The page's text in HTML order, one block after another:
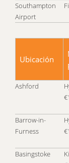
Southampton
Airport
Ubicación
Ashford
Barrow-in-
Furness
Basingstoke